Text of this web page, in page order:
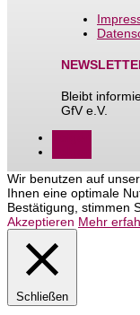
Bleibt
GfV e.V.
Wir benutzen auf
Ihnen eine optimale
Bestätigung, stimmen
Akzeptieren Mehr
Schließen